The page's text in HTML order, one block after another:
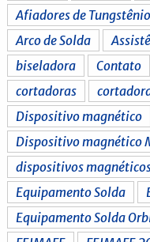
Afiadores de Tungstênio
Arco de Solda
biseladora
Contato
cortadoras
Dispositivo magnético
Dispositivo magnético
dispositivos
Equipamento Solda
Equipamento Solda